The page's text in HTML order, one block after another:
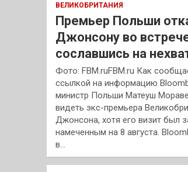
ВЕЛИКОБРИТАНИЯ
Премьер Польши
Джонсону во
сославшись на
Фото: FBM.ruFBM.ru Как
ссылкой на информацию
министр Польши Матеуш
видеть экс-премьера
Джонсона, хотя его визит был
намеченным на 8 августа.
в…